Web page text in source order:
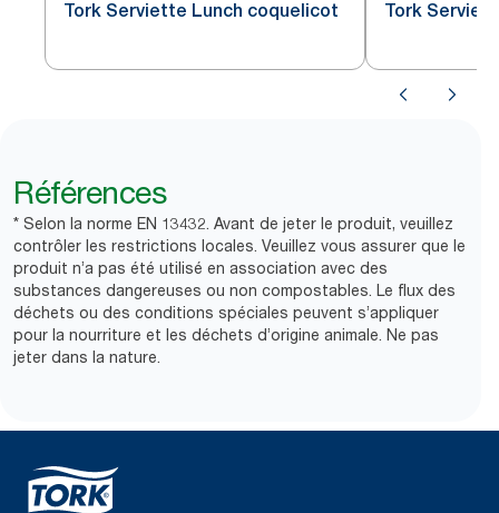
Tork Serviette Lunch coquelicot Tork
Références
* Selon la norme EN 13432. Avant de jeter le produit, veuillez
contrôler les restrictions locales. Veuillez vous assurer que le
produit n’a pas été utilisé en association avec des
substances dangereuses ou non compostables. Le flux des
déchets ou des conditions spéciales peuvent s’appliquer
pour la nourriture et les déchets d’origine animale. Ne pas
jeter dans la nature.